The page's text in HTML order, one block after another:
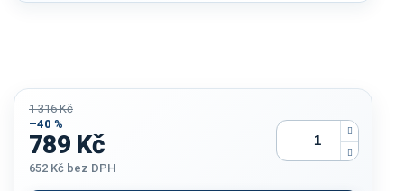
1 316 Kč
–40 %
789 Kč
652 Kč bez DPH